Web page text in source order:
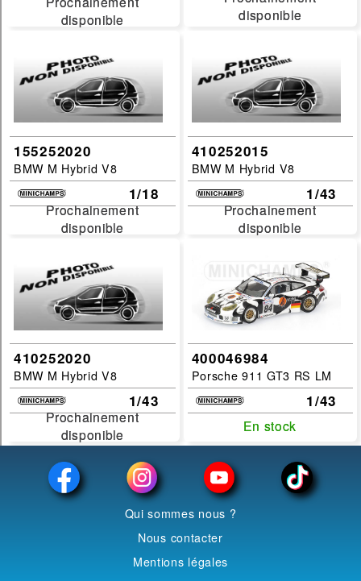
disponible
disponible
disponible
disponible
155252020
BMW M Hybrid V8
1/18
Prochainement
disponible
Prochainement
disponible
410252015
BMW M Hybrid V8
1/43
Prochainement
disponible
Prochainement
disponible
410252020
BMW M Hybrid V8
1/43
Prochainement
disponible
Prochainement
disponible
400046984
Porsche 911 GT3 RS LM
1/43
En stock
En stock
Qui sommes nous ?
Nous contacter
Mentions légales